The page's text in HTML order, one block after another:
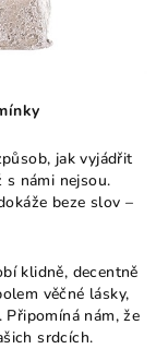
jak vyjádřit
námi nejsou.
beze slov –
klidně, decentně
věčné lásky,
Připomíná nám, že
srdcích.